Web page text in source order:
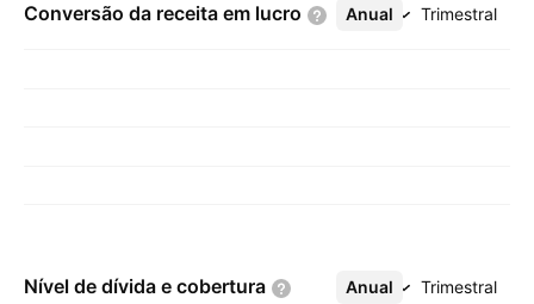
Conversão da receita em lucro Anual Trimestral
Mais
Nível de dívida e cobertura Anual Trimestral
Mais